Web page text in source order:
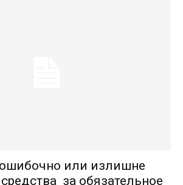
ошибочно или излишне
за обязательное